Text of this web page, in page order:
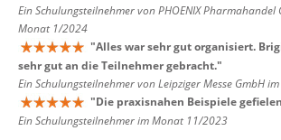
Ein Schulungsteilnehmer von PHOENIX Pharmahandel
Monat 1/2024
"Alles war sehr gut organisiert.
sehr gut an die Teilnehmer gebracht."
Ein Schulungsteilnehmer von Leipziger Messe GmbH
"Die praxisnahen Beispiele
Ein Schulungsteilnehmer im Monat 11/2023